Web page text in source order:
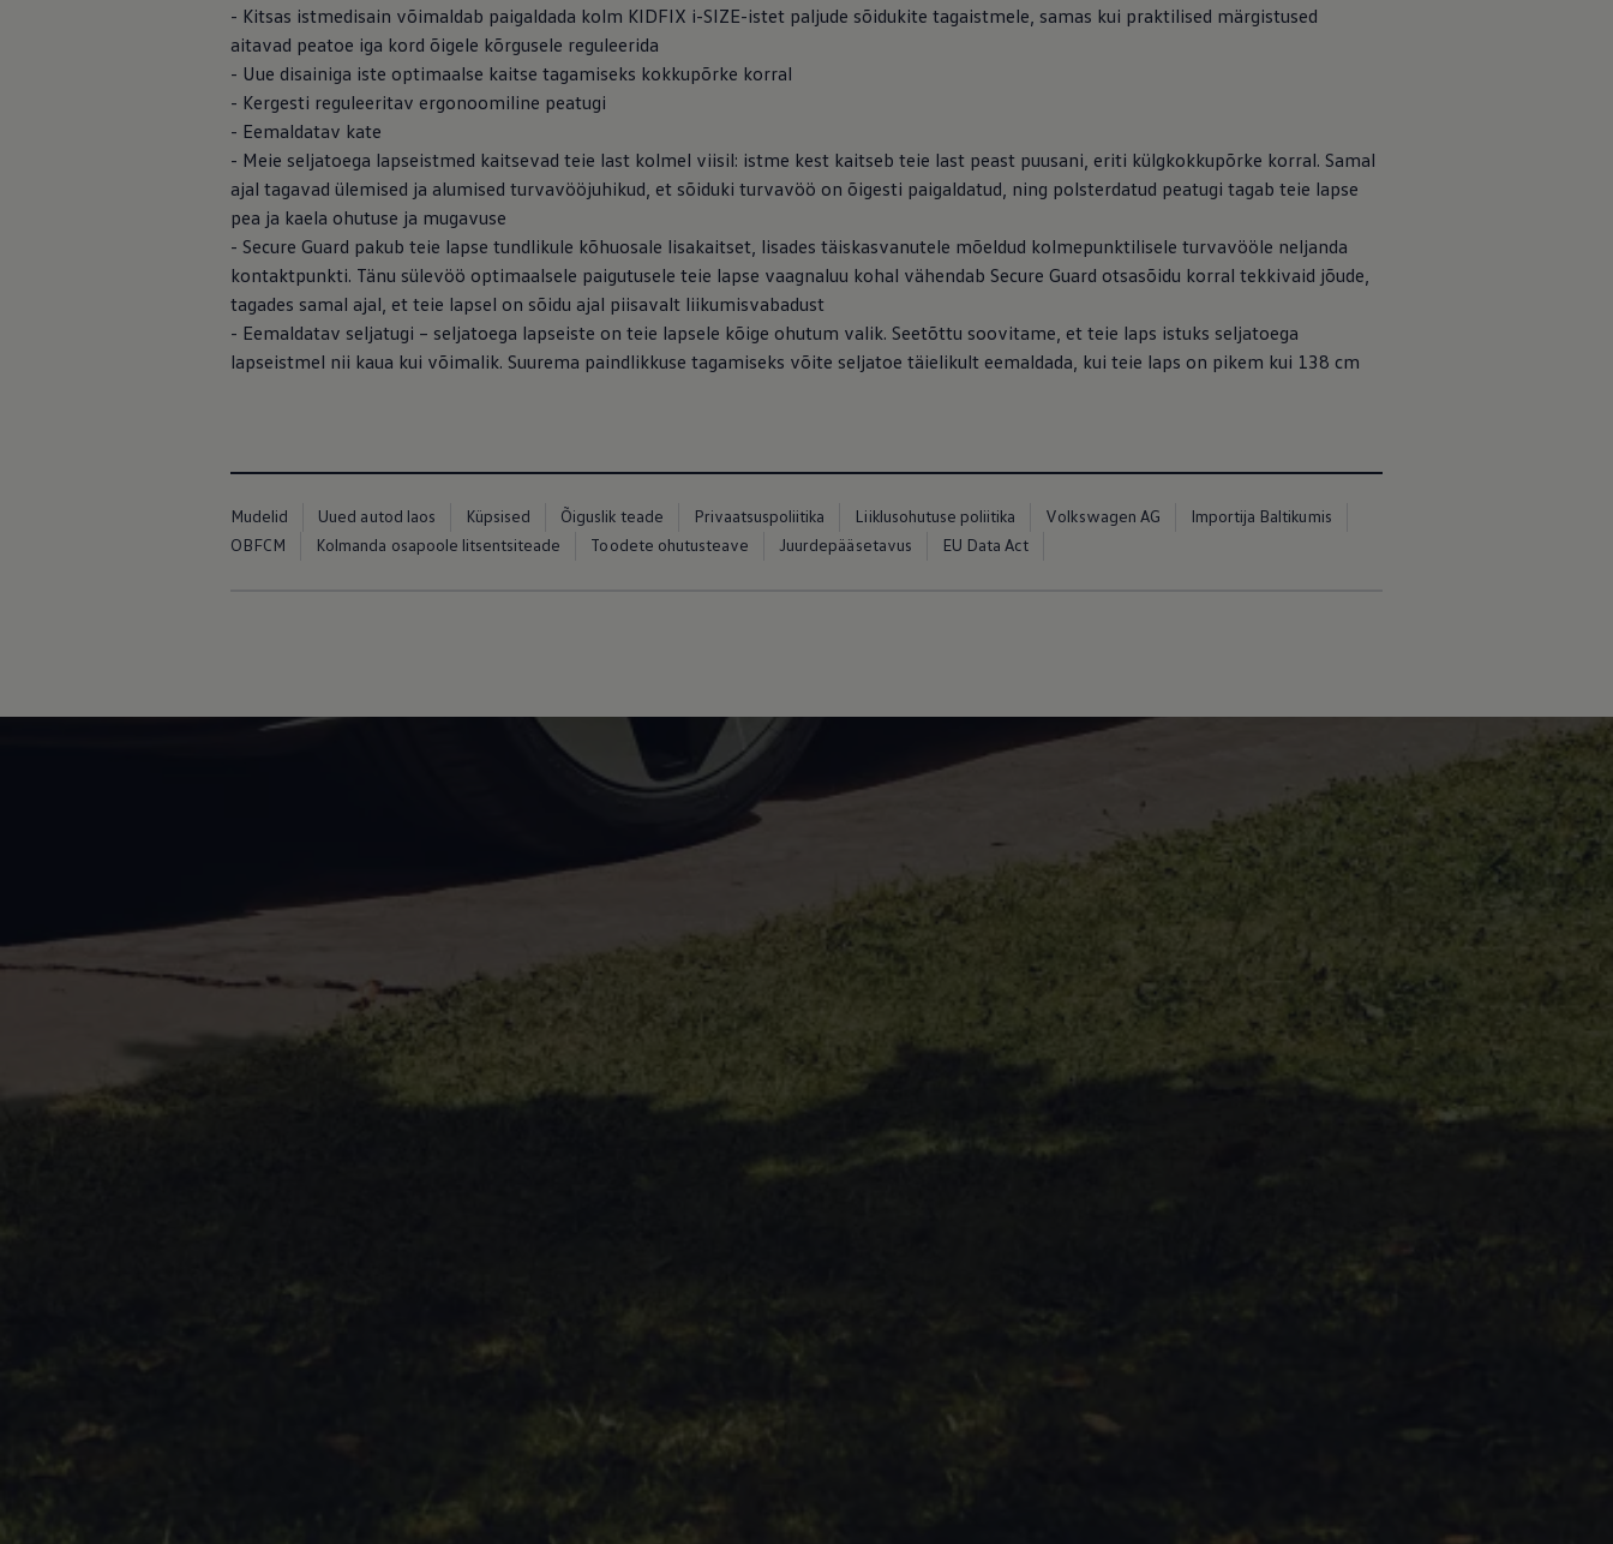
- Kitsas istmedisain võimaldab paigaldada kolm KIDFIX i-SIZE-istet paljude sõidukite tagaistmele, samas kui praktilised märgistused
aitavad peatoe iga kord õigele kõrgusele reguleerida
- Uue disainiga iste optimaalse kaitse tagamiseks kokkupõrke korral
- Kergesti reguleeritav ergonoomiline peatugi
- Eemaldatav kate
- Meie seljatoega lapseistmed kaitsevad teie last kolmel viisil: istme kest kaitseb teie last peast puusani, eriti külgkokkupõrke korral. Samal
ajal tagavad ülemised ja alumised turvavööjuhikud, et sõiduki turvavöö on õigesti paigaldatud, ning polsterdatud peatugi tagab teie lapse
pea ja kaela ohutuse ja mugavuse
- Secure Guard pakub teie lapse tundlikule kõhuosale lisakaitset, lisades täiskasvanutele mõeldud kolmepunktilisele turvavööle neljanda
kontaktpunkti. Tänu sülevöö optimaalsele paigutusele teie lapse vaagnaluu kohal vähendab Secure Guard otsasõidu korral tekkivaid jõude,
tagades samal ajal, et teie lapsel on sõidu ajal piisavalt liikumisvabadust
- Eemaldatav seljatugi – seljatoega lapseiste on teie lapsele kõige ohutum valik. Seetõttu soovitame, et teie laps istuks seljatoega
lapseistmel nii kaua kui võimalik. Suurema paindlikkuse tagamiseks võite seljatoe täielikult eemaldada, kui teie laps on pikem kui 138 cm
Mudelid Uued autod laos Küpsised Õiguslik teade Privaatsuspoliitika Liiklusohutuse poliitika Volkswagen AG
Importija Baltikumis
OBFCM
Kolmanda osapoole litsentsiteade Toodete ohutusteave Juurdepääsetavus EU Data Act